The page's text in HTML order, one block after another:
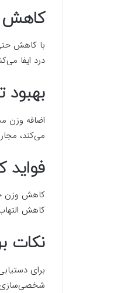
کاهش
با کاهش
درد ایفا
اضافه وزن
می‌کند،
فواید
کاهش
نکات
برای